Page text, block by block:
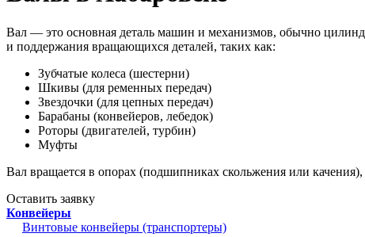
Вал — это основная деталь машин и механизмов, обычно
и поддержания вращающихся деталей, таких как:
Зубчатые колеса (шестерни)
Шкивы (для ременных передач)
Звездочки (для цепных передач)
Барабаны (конвейеров, лебедок)
Роторы (двигателей, турбин)
Муфты
Вал вращается в опорах (подшипниках скольжения или
Оставить заявку
Конвейеры
Винтовые конвейеры (транспортеры)